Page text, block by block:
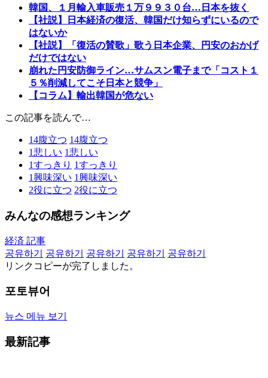
韓国、１月輸入車販売１万９９３０台…日本を抜く
【社説】日本経済の復活、韓国だけ知らずにいるので
はないか
【社説】「復活の賛歌」歌う日本企業、円安のおかげ
だけではない
崩れた円安防御ライン…サムスン電子まで「コスト１
５％削減してこそ日本と競争」
【コラム】輸出韓国が危ない
この記事を読んで…
14腹立つ 14腹立つ
1悲しい 1悲しい
1すっきり 1すっきり
1興味深い 1興味深い
2役に立つ 2役に立つ
みんなの感想ランキング
経済 記事
공유하기
공유하기 공유하기 공유하기
공유하기
リンクコピーが完了しました。
포토뷰어
뉴스 메뉴 보기
最新記事